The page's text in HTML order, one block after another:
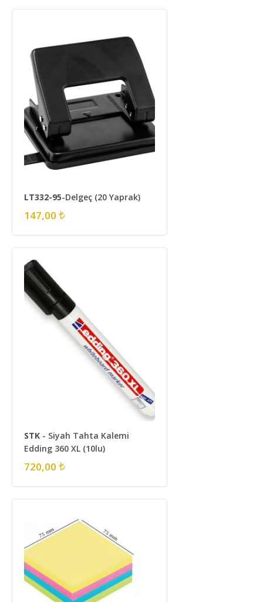
LT332-95-Delgeç (20 Yaprak)
147,00
STK - Siyah Tahta Kalemi
Edding 360 XL (10lu)
720,00